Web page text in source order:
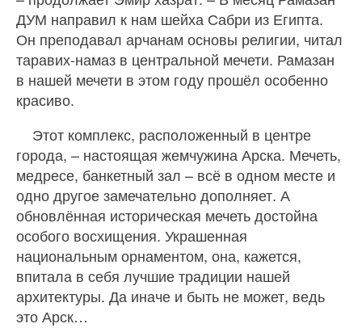
ДУМ направил к нам шейха Сабри из Египта.
Он преподавал арчанам основы религии, читал
таравих-намаз в центральной мечети. Рамазан
в нашей мечети в этом году прошёл особенно
красиво.
Этот комплекс, расположенный в центре
города, – настоящая жемчужина Арска. Мечеть,
медресе, банкетный зал – всё в одном месте и
одно другое замечательно дополняет. А
обновлённая историческая мечеть достойна
особого восхищения. Украшенная
национальным орнаментом, она, кажется,
впитала в себя лучшие традиции нашей
архитектуры. Да иначе и быть не может, ведь
это Арск…